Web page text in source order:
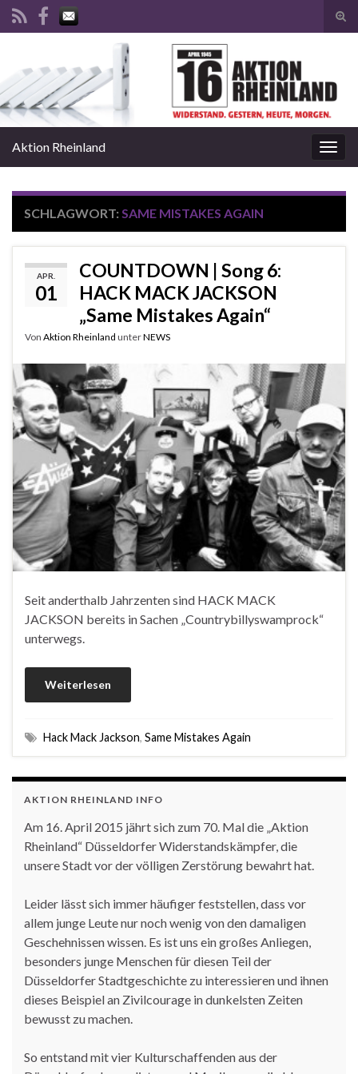
Search for:
Aktion Rheinland
SCHLAGWORT: SAME MISTAKES AGAIN
APR.
01
COUNTDOWN | Song 6:
HACK MACK JACKSON
„Same Mistakes Again“
Von Aktion Rheinland unterNEWS
Seit anderthalb Jahrzenten sind HACK MACK
JACKSON bereits in Sachen „Countrybillyswamprock“
unterwegs.
Weiterlesen
Hack Mack Jackson, Same Mistakes Again
AKTION RHEINLAND INFO
Am 16. April 2015 jährt sich zum 70. Mal die „Aktion
Rheinland“ Düsseldorfer Widerstandskämpfer, die
unsere Stadt vor der völligen Zerstörung bewahrt hat.
Leider lässt sich immer häufiger feststellen, dass vor
allem junge Leute nur noch wenig von den damaligen
Geschehnissen wissen. Es ist uns ein großes Anliegen,
besonders junge Menschen für diesen Teil der
Düsseldorfer Stadtgeschichte zu interessieren und ihnen
dieses Beispiel an Zivilcourage in dunkelsten Zeiten
bewusst zu machen.
So entstand mit vier Kulturschaffenden aus der